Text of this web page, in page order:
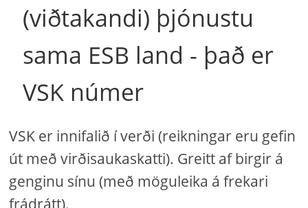
(viðtakandi) þjónustu
sama ESB land - það er
VSK númer
VSK er innifalið í verði (reikningar eru gefin
út með virðisaukaskatti). Greitt af birgir á
genginu sínu (með möguleika á frekari
frádrátt).